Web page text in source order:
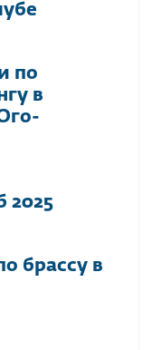
по
в
2025
брассу в